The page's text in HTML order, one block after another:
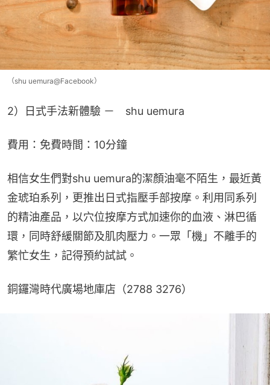
（shu uemura@Facebook）
2）日式手法新體驗 －　shu uemura
費用：免費時間：10分鐘
相信女生們對shu uemura的潔顏油毫不陌生，最近黃
金琥珀系列，更推出日式指壓手部按摩。利用同系列
的精油產品，以穴位按摩方式加速你的血液、淋巴循
環，同時舒緩關節及肌肉壓力。一眾「機」不離手的
繁忙女生，記得預約試試。
銅鑼灣時代廣場地庫店（2788 3276）